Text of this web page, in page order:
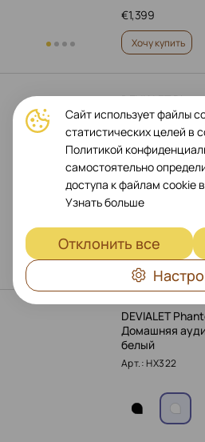
1,399
€
Хочу купить
DEVIALET
аудиосистема,
Арт.: HW515
1,349
€
Хочу купить
DEVIALET
Домашняя
белый
Арт.: HX322
Сайт использует файлы
статистических целей в
Политикой
самостоятельно
доступа к файлам cookie
Узнать больше
Отклонить все